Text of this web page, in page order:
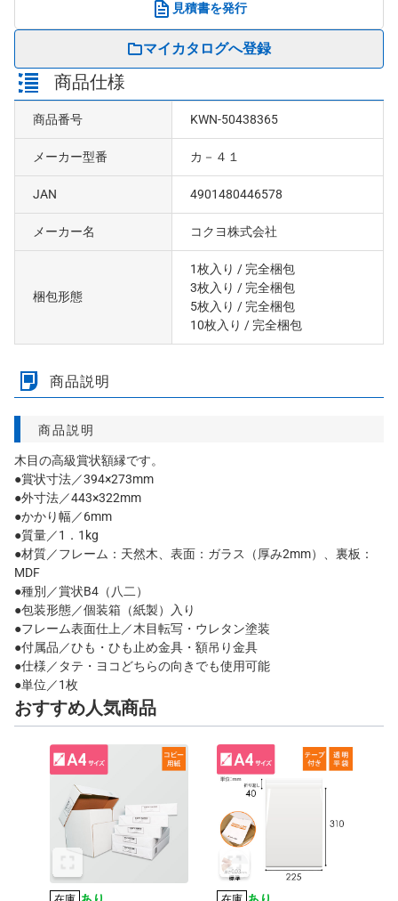
見積書を発行
マイカタログへ登録
商品仕様
商品番号 KWN-50438365
メーカー型番 カ－４１
JAN 4901480446578
メーカー名 コクヨ株式会社
梱包形態
1枚入り / 完全梱包
3枚入り / 完全梱包
5枚入り / 完全梱包
10枚入り / 完全梱包
商品説明
商品説明
木目の高級賞状額縁です。
●賞状寸法／394×273mm
●外寸法／443×322mm
●かかり幅／6mm
●質量／1．1kg
●材質／フレーム：天然木、表面：ガラス（厚み2mm）、裏板：
MDF
●種別／賞状B4（八二）
●包装形態／個装箱（紙製）入り
●フレーム表面仕上／木目転写・ウレタン塗装
●付属品／ひも・ひも止め金具・額吊り金具
●仕様／タテ・ヨコどちらの向きでも使用可能
●単位／1枚
おすすめ人気商品